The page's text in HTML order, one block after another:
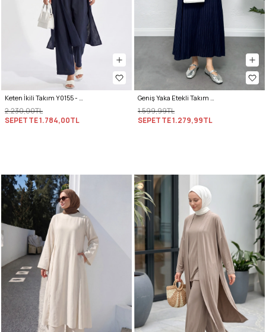
Keten İkili Takım Y0155 - LACİVERT
2.230,00TL
SEPETTE1.784,00TL
Geniş Yaka Etekli Takım Y0091 - LACİVERT
1.599,99TL
SEPETTE1.279,99TL